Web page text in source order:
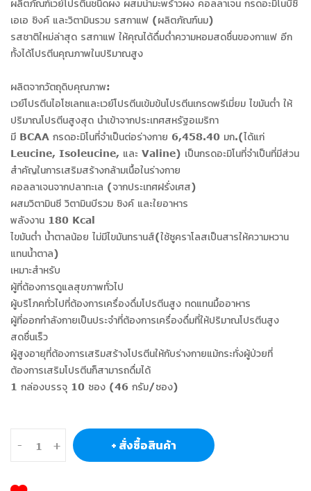
ผลิตภัณฑ์เวย์โปรตีนชนิดผง ผสมน้ำมะพร้าวผง คอลลาเจน กรดอะมิโนบีซี
เอเอ ซิงค์ และวิตามินรวม รสกาแฟ (ผลิตภัณฑ์นม)
รสชาติใหม่ล่าสุด รสกาแฟ ให้คุณได้ดื่มด่ำความหอมสดชื่นของกาแฟ อีก
ทั้งได้โปรตีนคุณภาพในปริมาณสูง
ผลิตจากวัตถุดิบคุณภาพ:
เวย์โปรตีนไอโซเลทและเวย์โปรตีนเข้มข้นโปรตีนเกรดพรีเมี่ยม ไขมันต่ำ ให้
ปริมาณโปรตีนสูงสุด นำเข้าจากประเทศสหรัฐอเมริกา
มี BCAA กรดอะมิโนที่จำเป็นต่อร่างกาย 6,458.40 มก.(ได้แก่
Leucine, Isoleucine, และ Valine) เป็นกรดอะมิโนที่จำเป็นที่มีส่วน
สำคัญในการเสริมสร้างกล้ามเนื้อในร่างกาย
คอลลาเจนจากปลาทะเล (จากประเทศฝรั่งเศส)
ผสมวิตามินซี วิตามินบีรวม ซิงค์ และใยอาหาร
พลังงาน 180 Kcal
ไขมันต่ำ น้ำตาลน้อย ไม่มีไขมันทรานส์(ใช้ซูคราโลสเป็นสารให้ความหวาน
แทนน้ำตาล)
เหมาะสำหรับ
ผู้ที่ต้องการดูแลสุขภาพทั่วไป
ผู้บริโภคทั่วไปที่ต้องการเครื่องดื่มโปรตีนสูง ทดแทนมื้ออาหาร
ผู้ที่ออกกำลังกายเป็นประจำที่ต้องการเครื่องดื่มที่ให้ปริมาณโปรตีนสูง
สดชื่นเร็ว
ผู้สูงอายุที่ต้องการเสริมสร้างโปรตีนให้กับร่างกายแม้กระทั่งผู้ป่วยที่
ต้องการเสริมโปรตีนก็สามารถดื่มได้
1 กล่องบรรจุ 10 ซอง (46 กรัม/ซอง)
- + + สั่งซื้อสินค้า